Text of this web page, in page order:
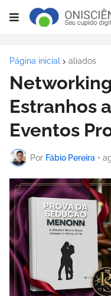
Página inicial aliados
Estranhos
Eventos
Por Fábio Pereira •